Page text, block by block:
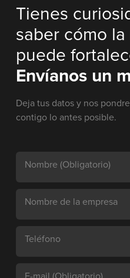
Tienes
saber cómo
puede
Envíanos un
Deja tus datos y nos
contigo lo antes posible.
Nombre (Obligatorio)
Nombre de la empresa
Teléfono